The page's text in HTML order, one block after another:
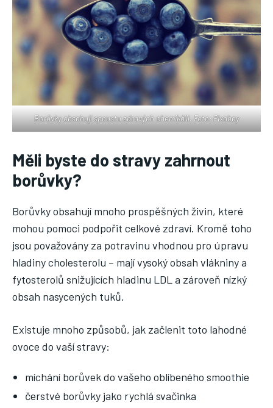
Borůvky obsahují spoustu zdravých chemikálií. Foto: Pixabay
Měli byste do stravy zahrnout
borůvky?
Borůvky obsahují mnoho prospěšných živin, které
mohou pomoci podpořit celkové zdraví. Kromě toho
jsou považovány za potravinu vhodnou pro úpravu
hladiny cholesterolu – mají vysoký obsah vlákniny a
fytosterolů snižujících hladinu LDL a zároveň nízký
obsah nasycených tuků.
Existuje mnoho způsobů, jak začlenit toto lahodné
ovoce do vaší stravy:
míchání borůvek do vašeho oblíbeného smoothie
čerstvé borůvky jako rychlá svačinka